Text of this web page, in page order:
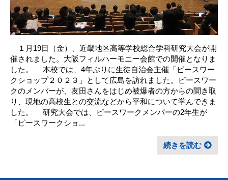
１月19日（金）、近畿地区高等学校総合学科研究大会が開
催されました。大阪フィルハーモニー会館での開催となりま
した。 本校では、4年ぶりに生徒自治会主催「ピースワー
クショップ２０２３」として広島を訪れました。ピースワー
クのメンバーが、友田さんをはじめ被爆者の方からの聞き取
り、現地の高校生との交流などから平和について学んできま
した。 研究大会では、ピースワークメンバーの2年生が
「ピースワークショ...
続きを読む